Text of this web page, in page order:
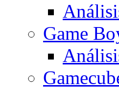
Game